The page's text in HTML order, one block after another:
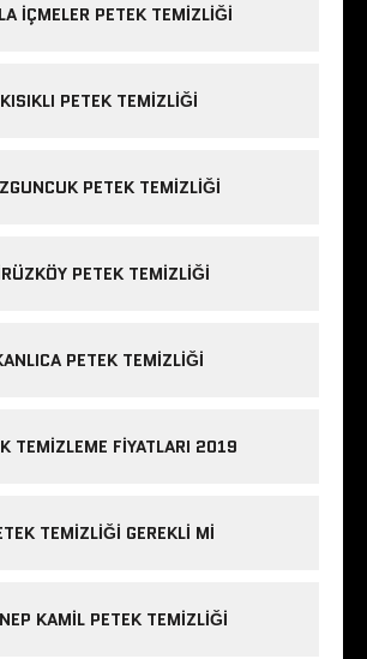
IÇMELER PETEK TEMIZLIĞI
KISIKLI PETEK TEMIZLIĞI
PETEK TEMIZLIĞI
PETEK TEMIZLIĞI
PETEK TEMIZLIĞI
TEMIZLEME FIYATLARI 2019
TEMIZLIĞI GEREKLI MI
KAMIL PETEK TEMIZLIĞI